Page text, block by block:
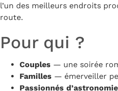
l’un des meilleurs endroits
route.
Pour qui ?
Couples — une soirée
Familles — émerveiller
Passionnés d’astronomie